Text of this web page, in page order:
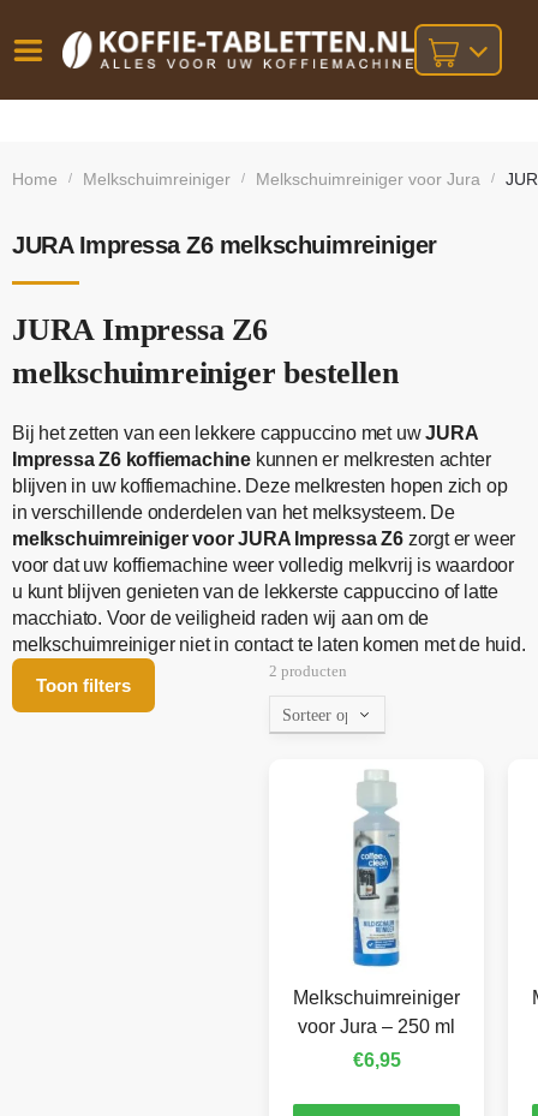
besteld,
bij orders
Home / Melkschuimreiniger / Melkschuimreiniger voor Jura /
JURA Impressa Z6 melkschuimreiniger
JURA Impressa Z6
melkschuimreiniger bestellen
Bij het zetten van een lekkere cappuccino met uwJURA
Impressa Z6 koffiemachine kunnen er melkresten achter
blijven in uw koffiemachine. Deze melkresten hopen zich op
in verschillende onderdelen van het melksysteem. De
melkschuimreiniger voor JURA Impressa Z6 zorgt er weer
voor dat uw koffiemachine weer volledig melkvrij is waardoor
u kunt blijven genieten van de lekkerste cappuccino of latte
macchiato. Voor de veiligheid raden wij aan om de
melkschuimreiniger niet in contact te laten komen met de huid.
Toon filters
2 producten
Melkschuimreiniger
voor Jura – 250 ml
€6,95